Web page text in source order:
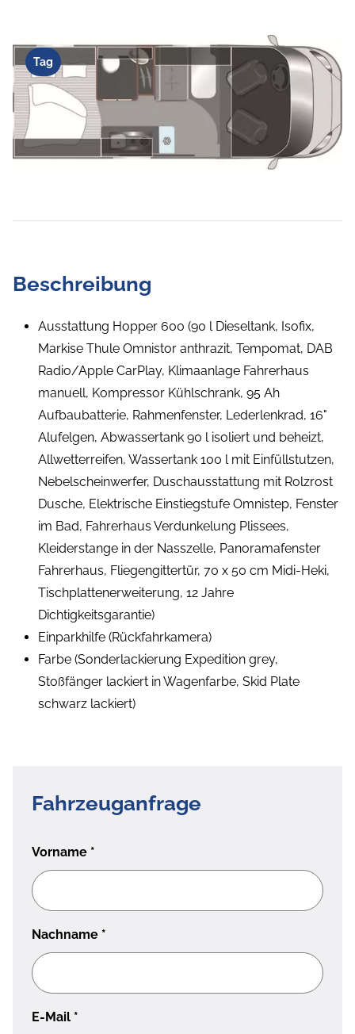
Tag
Beschreibung
Ausstattung Hopper 600 (90 l Dieseltank, Isofix,
Markise Thule Omnistor anthrazit, Tempomat, DAB
Radio/Apple CarPlay, Klimaanlage Fahrerhaus
manuell, Kompressor Kühlschrank, 95 Ah
Aufbaubatterie, Rahmenfenster, Lederlenkrad, 16"
Alufelgen, Abwassertank 90 l isoliert und beheizt,
Allwetterreifen, Wassertank 100 l mit Einfüllstutzen,
Nebelscheinwerfer, Duschausstattung mit Rolzrost
Dusche, Elektrische Einstiegstufe Omnistep, Fenster
im Bad, Fahrerhaus Verdunkelung Plissees,
Kleiderstange in der Nasszelle, Panoramafenster
Fahrerhaus, Fliegengittertür, 70 x 50 cm Midi-Heki,
Tischplattenerweiterung, 12 Jahre
Dichtigkeitsgarantie)
Einparkhilfe (Rückfahrkamera)
Farbe (Sonderlackierung Expedition grey,
Stoßfänger lackiert in Wagenfarbe, Skid Plate
schwarz lackiert)
Fahrzeuganfrage
Vorname *
Nachname *
E-Mail *